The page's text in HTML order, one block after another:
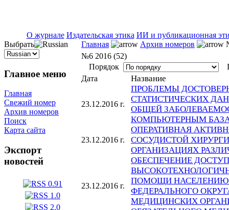
О журнале Издательская этика ИИ и публикационная
Выбрать
Главное меню
Главная
Свежий номер
Архив номеров
Поиск
Карта сайта
Экспорт
новостей
Главная Архив номеров
№6 2016 (52)
Порядок
Дата
Название
23.12.2016 г.
ПРОБЛЕМЫ
СТАТИСТИЧЕСКИХ
ОБЩЕЙ
КОМПЬЮТЕРНЫМ
23.12.2016 г.
ОПЕРАТИВНАЯ
СОСУДИСТОЙ
ОРГАНИЗАЦИЯХ
23.12.2016 г.
ОБЕСПЕЧЕНИЕ
ПОМОЩИ НАСЕЛЕНИЮ
ФЕДЕРАЛЬНОГО
МЕДИЦИНСКИХ